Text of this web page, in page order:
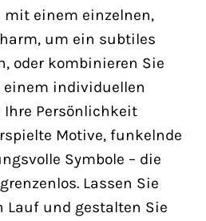
mit einem einzelnen,
um ein subtiles
oder kombinieren Sie
einem individuellen
Persönlichkeit
Motive, funkelnde
Symbole – die
Lassen Sie
Lauf und gestalten Sie